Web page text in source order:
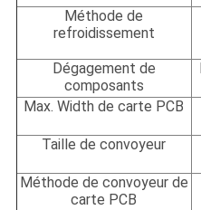
Méthode de
refroidissement
Dégagement de
composants
Max. Width de carte PCB
Taille de convoyeur
Méthode de convoyeur de
carte PCB